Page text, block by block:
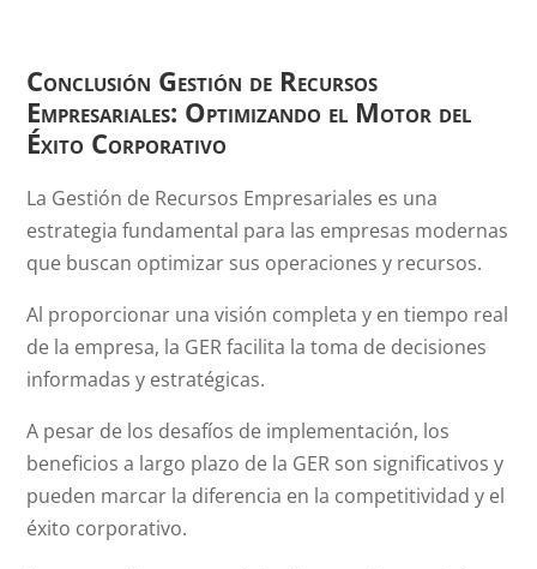
Conclusión Gestión de Recursos
Empresariales: Optimizando el Motor del
Éxito Corporativo
La Gestión de Recursos Empresariales es una
estrategia fundamental para las empresas modernas
que buscan optimizar sus operaciones y recursos.
Al proporcionar una visión completa y en tiempo real
de la empresa, la GER facilita la toma de decisiones
informadas y estratégicas.
A pesar de los desafíos de implementación, los
beneficios a largo plazo de la GER son significativos y
pueden marcar la diferencia en la competitividad y el
éxito corporativo.